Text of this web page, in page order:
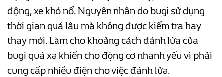
động, xe khó nổ. Nguyên nhân do bugi sử dụng
thời gian quá lâu mà không được kiểm tra hay
thay mới. Làm cho khoảng cách đánh lửa của
bugi quá xa khiến cho động cơ nhanh yếu vì phải
cung cấp nhiều điện cho việc đánh lửa.